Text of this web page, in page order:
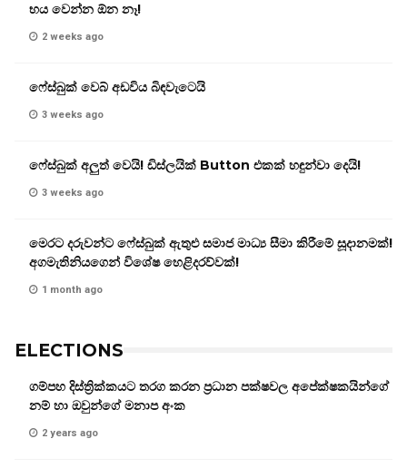
භය වෙන්න ඕන නෑ!
2 weeks ago
ෆේස්බුක් වෙබ් අඩවිය බිඳවැටෙයි
3 weeks ago
ෆේස්බුක් අලුත් වෙයි! ඩිස්ලයික් Button එකක් හඳුන්වා දෙයි!
3 weeks ago
මෙරට දරුවන්ට ෆේස්බුක් ඇතුළු සමාජ මාධ්‍ය සීමා කිරීමේ සූදානමක්!
අගමැතිනියගෙන් විශේෂ හෙළිදරව්වක්!
1 month ago
ELECTIONS
ගම්පහ දිස්ත්‍රික්කයට තරග කරන ප්‍රධාන පක්ෂවල අපේක්ෂකයින්ගේ
නම් හා ඔවුන්ගේ මනාප අංක
2 years ago